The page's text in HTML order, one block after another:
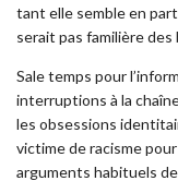
tant elle semble en
serait pas familière
Sale temps pour
interruptions à la
les obsessions
victime de racisme
arguments habituels